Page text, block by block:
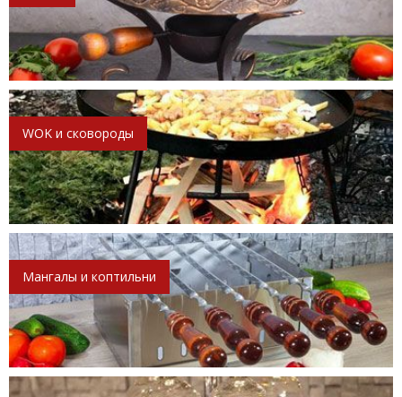
WOK и сковороды
Мангалы и коптильни